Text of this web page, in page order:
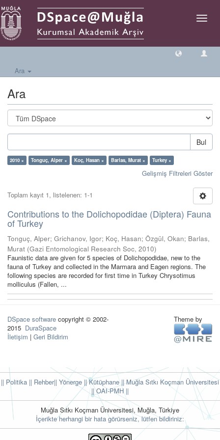
Geçiş
Ara
Ara
Bul
2010 × Tonguç, Alper × Koç, Hasan × Barlas, Murat × Turkey ×
Gelişmiş Filtreleri Göster
Toplam kayıt 1, listelenen: 1-1
Contributions to the Dolichopodidae (Diptera) Fauna
of Turkey
Tonguç, Alper; Grichanov, Igor; Koç, Hasan; Özgül, Okan; Barlas,
Murat (Gazi Entomological Research Soc, 2010)
Faunistic data are given for 5 species of Dolichopodidae, new to the
fauna of Turkey and collected in the Marmara and Eagen regions. The
following species are recorded for first time in Turkey Chrysotimus
molliculus (Fallen, ...
DSpace software copyright © 2002-
2015 DuraSpace
İletişim | Geri Bildirim
Theme by
|| Politika || Rehber|| Yönerge || Kütüphane|| Muğla Sıtkı Koçman Üniversitesi
||OAI-PMH ||
Muğla Sıtkı Koçman Üniversitesi, Muğla, Türkiye
İçerikte herhangi bir hata görürseniz, lütfen bildiriniz: